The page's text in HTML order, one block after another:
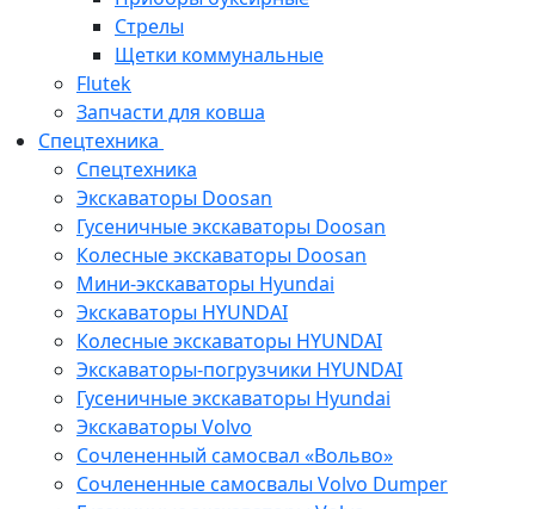
Стрелы
Щетки коммунальные
Flutek
Запчасти для ковша
Спецтехника
Спецтехника
Экскаваторы Doosan
Гусеничные экскаваторы Doosan
Колесные экскаваторы Doosan
Мини-экскаваторы Hyundai
Экскаваторы HYUNDAI
Колесные экскаваторы HYUNDAI
Экскаваторы-погрузчики HYUNDAI
Гусеничные экскаваторы Hyundai
Экскаваторы Volvo
Сочлененный самосвал «Вольво»
Сочлененные самосвалы Volvo Dumper